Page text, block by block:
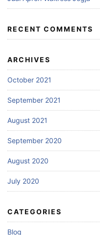
RECENT COMMENTS
ARCHIVES
October 2021
September 2021
August 2021
September 2020
August 2020
July 2020
CATEGORIES
Blog